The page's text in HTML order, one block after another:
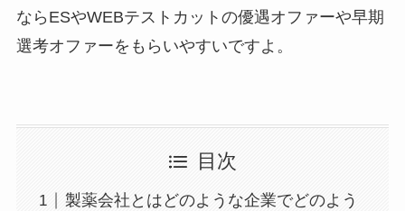
ならESやWEBテストカットの優遇オファーや早期
選考オファーをもらいやすいですよ。
目次
製薬会社とはどのような企業でどのよう